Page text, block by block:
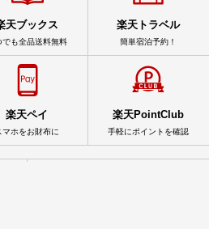
天ブックス
でも全品送料無料
楽天トラベル
簡単宿泊予約！
楽天ペイ
マホをお財布に
楽天PointClub
手軽にポイントを確認